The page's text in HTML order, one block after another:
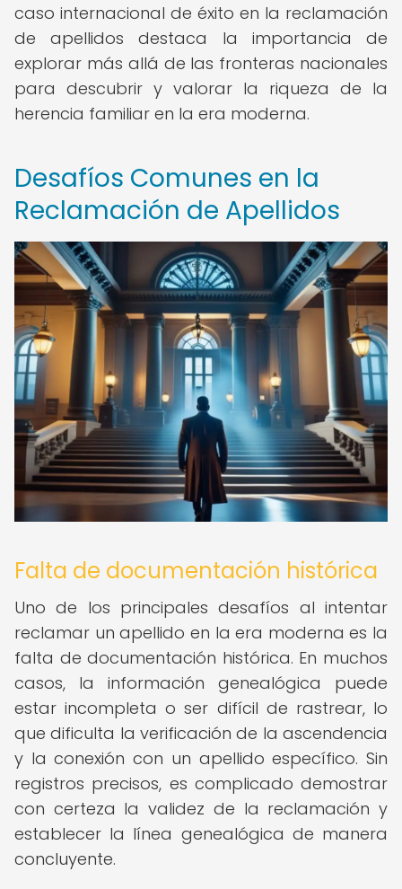
caso internacional de éxito en la reclamación
de apellidos destaca la importancia de
explorar más allá de las fronteras nacionales
para descubrir y valorar la riqueza de la
herencia familiar en la era moderna.
Desafíos Comunes en la
Reclamación de Apellidos
Falta de documentación histórica
Uno de los principales desafíos al intentar
reclamar un apellido en la era moderna es la
falta de documentación histórica. En muchos
casos, la información genealógica puede
estar incompleta o ser difícil de rastrear, lo
que dificulta la verificación de la ascendencia
y la conexión con un apellido específico. Sin
registros precisos, es complicado demostrar
con certeza la validez de la reclamación y
establecer la línea genealógica de manera
concluyente.